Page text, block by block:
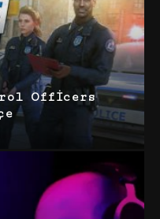
Officers